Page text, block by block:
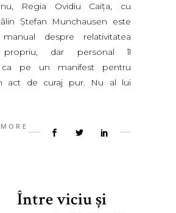
Regia Ovidiu Caiţa, cu
Ştefan Munchausen este
despre relativitatea
propriu, dar personal îl
ca pe un manifest pentru
act de curaj pur. Nu al lui
Între viciu şi